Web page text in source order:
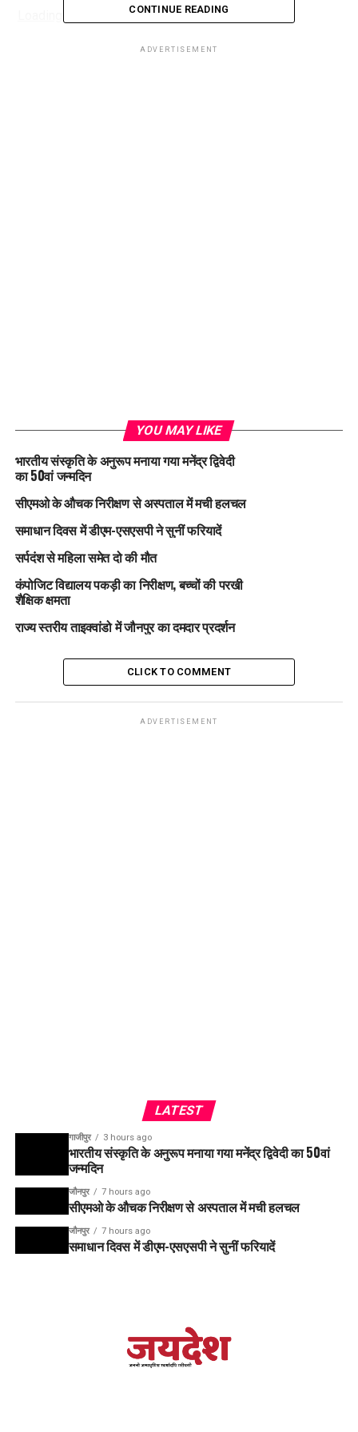
CONTINUE READING
ADVERTISEMENT
YOU MAY LIKE
भारतीय संस्कृति के अनुरूप मनाया गया मनेंद्र द्विवेदी
का 50वां जन्मदिन
सीएमओ के औचक निरीक्षण से अस्पताल में मची हलचल
समाधान दिवस में डीएम-एसएसपी ने सुनीं फरियादें
सर्पदंश से महिला समेत दो की मौत
कंपोजिट विद्यालय पकड़ी का निरीक्षण, बच्चों की परखी
शैक्षिक क्षमता
राज्य स्तरीय ताइक्वांडो में जौनपुर का दमदार प्रदर्शन
CLICK TO COMMENT
ADVERTISEMENT
LATEST
गाजीपुर 3 hours ago
भारतीय संस्कृति के अनुरूप मनाया गया मनेंद्र द्विवेदी का 50वां
जन्मदिन
जौनपुर 7 hours ago
सीएमओ के औचक निरीक्षण से अस्पताल में मची हलचल
जौनपुर 7 hours ago
समाधान दिवस में डीएम-एसएसपी ने सुनीं फरियादें